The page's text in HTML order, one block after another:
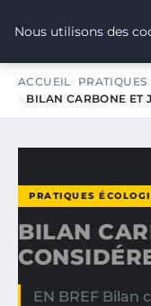
TOUR DE
ACCUEIL
PRATIQUES
BILAN CARBONE ET
PRATIQUES
BILAN
EN BREF Bilan
Nous utilisons des